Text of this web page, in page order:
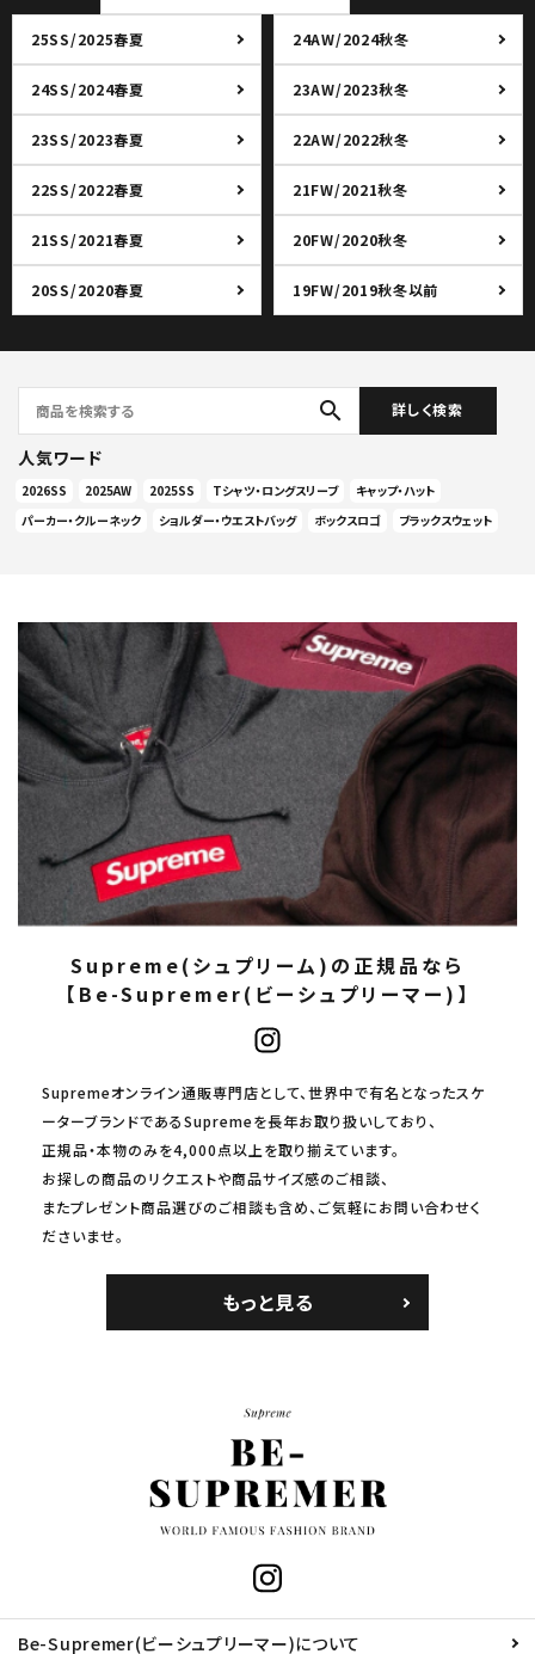
25SS/2025春夏 24AW/2024秋冬
24SS/2024春夏 23AW/2023秋冬
23SS/2023春夏 22AW/2022秋冬
22SS/2022春夏 21FW/2021秋冬
21SS/2021春夏 20FW/2020秋冬
20SS/2020春夏 19FW/2019秋冬以前
search 詳しく検索
人気ワード
2026SS 2025AW 2025SS Tシャツ・ロングスリーブ
キャップ・ハット
パーカー・クルーネック
ショルダー・ウエストバッグ ボックスロゴ ブラックスウェット
Supreme(シュプリーム)の正規品なら
【Be-Supremer(ビーシュプリーマー)】
Supremeオンライン通販専門店として、世界中で有名となったスケ
ーターブランドであるSupremeを長年お取り扱いしており、
正規品・本物のみを4,000点以上を取り揃えています。
お探しの商品のリクエストや商品サイズ感のご相談、
またプレゼント商品選びのご相談も含め、ご気軽にお問い合わせく
ださいませ。
もっと見る
Be-Supremer(ビーシュプリーマー)について